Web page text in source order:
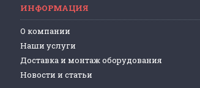
ИНФОРМАЦИЯ
О компании
Наши услуги
Доставка и монтаж оборудования
Новости и статьи